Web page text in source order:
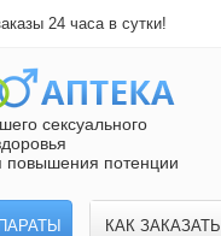
24 часа в сутки!
сексуального
повышения потенции
КАК ЗАКАЗАТЬ